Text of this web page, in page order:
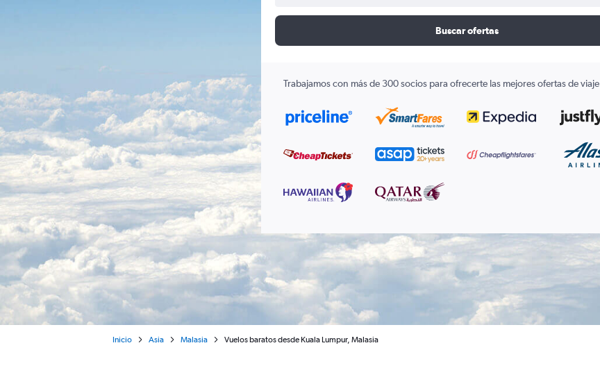
Buscar ofertas
Trabajamos con más de 300 socios para ofrecerte las mejores ofertas de viaje
Inicio Asia Malasia Vuelos baratos desde Kuala Lumpur, Malasia